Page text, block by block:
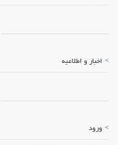
اخبار و اطلاعیه
ورود